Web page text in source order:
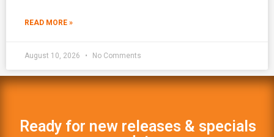
READ MORE »
August 10, 2026 No Comments
Ready for new releases & specials